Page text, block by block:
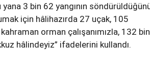
3 bin 62 yangının
için hâlihazırda 27 uçak, 105
orman çalışanımızla, 132 bin
hâlindeyiz” ifadelerini kullandı.